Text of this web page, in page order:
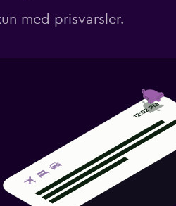
med prisvarsler.